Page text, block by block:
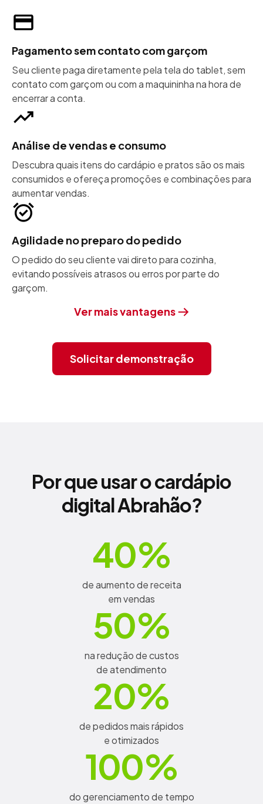
Pagamento sem contato com garçom
Seu cliente paga diretamente pela tela do tablet, sem
contato com garçom ou com a maquininha na hora de
encerrar a conta.
Análise de vendas e consumo
Descubra quais itens do cardápio e pratos são os mais
consumidos e ofereça promoções e combinações para
aumentar vendas.
Agilidade no preparo do pedido
O pedido do seu cliente vai direto para cozinha,
evitando possíveis atrasos ou erros por parte do
garçom.
Ver mais vantagens
Solicitar demonstração
Por que usar o cardápio
digital Abrahão?
de aumento de receita
em vendas
na redução de custos
de atendimento
de pedidos mais rápidos
e otimizados
do gerenciamento de tempo